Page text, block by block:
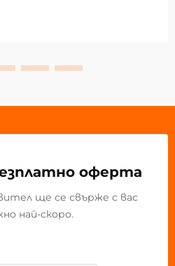
оферта
ще се свърже с вас
най-скоро.